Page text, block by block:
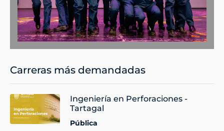
Carreras más demandadas
Ingeniería en Perforaciones -
Tartagal
Pública